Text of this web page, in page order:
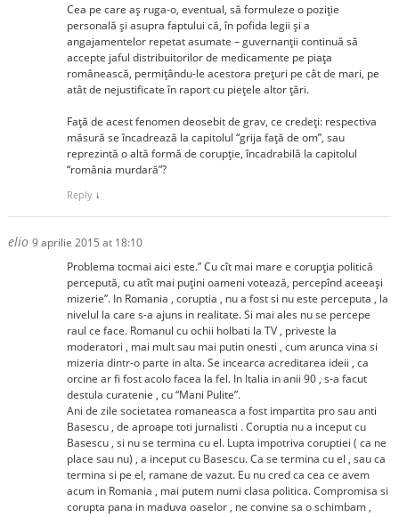
Cea pe care aş ruga-o, eventual, să formuleze o poziţie
personală şi asupra faptului că, în pofida legii şi a
angajamentelor repetat asumate – guvernanţii continuă să
accepte jaful distribuitorilor de medicamente pe piaţa
românească, permiţându-le acestora preţuri pe cât de mari, pe
atât de nejustificate în raport cu pieţele altor ţări.
Faţă de acest fenomen deosebit de grav, ce credeţi: respectiva
măsură se încadrează la capitolul “grija faţă de om”, sau
reprezintă o altă formă de corupţie, încadrabilă la capitolul
“românia murdară”?
Reply ↓
elio 9 aprilie 2015 at 18:10
Problema tocmai aici este.” Cu cît mai mare e corupția politică
percepută, cu atît mai puțini oameni votează, percepînd aceeași
mizerie”. In Romania , coruptia , nu a fost si nu este perceputa , la
nivelul la care s-a ajuns in realitate. Si mai ales nu se percepe
raul ce face. Romanul cu ochii holbati la TV , priveste la
moderatori , mai mult sau mai putin onesti , cum arunca vina si
mizeria dintr-o parte in alta. Se incearca acreditarea ideii , ca
orcine ar fi fost acolo facea la fel. In Italia in anii 90 , s-a facut
destula curatenie , cu “Mani Pulite”.
Ani de zile societatea romaneasca a fost impartita pro sau anti
Basescu , de aproape toti jurnalisti . Coruptia nu a inceput cu
Basescu , si nu se termina cu el. Lupta impotriva coruptiei ( ca ne
place sau nu) , a inceput cu Basescu. Ca se termina cu el , sau ca
termina si pe el, ramane de vazut. Eu nu cred ca cea ce avem
acum in Romania , mai putem numi clasa politica. Compromisa si
corupta pana in maduva oaselor , ne convine sa o schimbam ,